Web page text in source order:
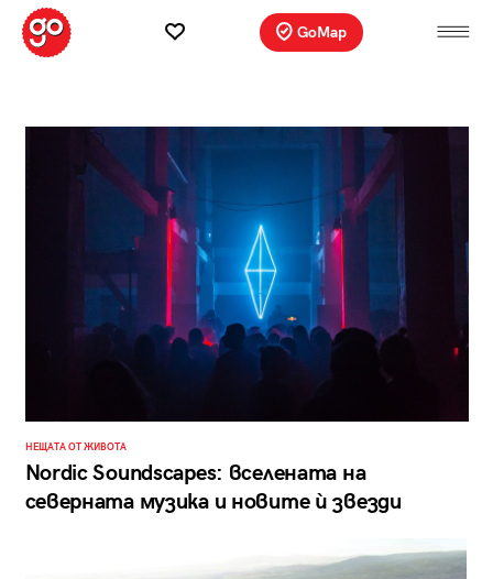
GoMap
НЕЩАТА ОТ ЖИВОТА
Nordic Soundscapes: вселената на
северната музика и новите ѝ звезди